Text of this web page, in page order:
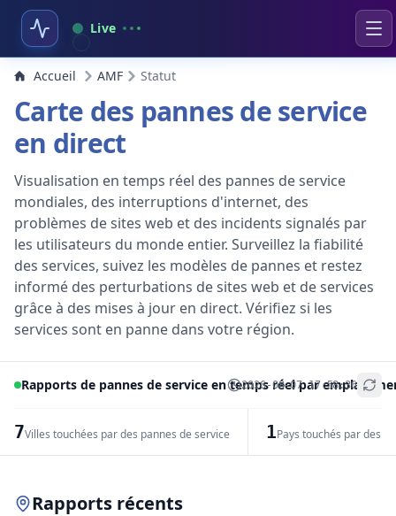
Live
Accueil AMF Statut
Carte des pannes de service
en direct
Visualisation en temps réel des pannes de service
mondiales, des interruptions d'internet, des
problèmes de sites web et des incidents signalés par
les utilisateurs du monde entier. Surveillez la fiabilité
des services, suivez les modèles de pannes et restez
informé des perturbations de sites web et de services
grâce à des mises à jour en direct. Vérifiez si les
services sont en panne dans votre région.
Rapports de pannes de service en temps réel par
2026-08-07 17:58:36
7Villes touchées par des pannes de service 1Pays touchés par des
+
Rapports récents